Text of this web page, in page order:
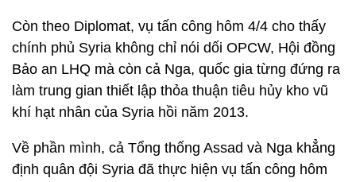
Còn theo Diplomat, vụ tấn công hôm 4/4 cho thấy
chính phủ Syria không chỉ nói dối OPCW, Hội đồng
Bảo an LHQ mà còn cả Nga, quốc gia từng đứng ra
làm trung gian thiết lập thỏa thuận tiêu hủy kho vũ
khí hạt nhân của Syria hồi năm 2013.
Về phần mình, cả Tổng thống Assad và Nga khẳng
định quân đội Syria đã thực hiện vụ tấn công hôm